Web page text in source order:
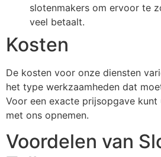
slotenmakers om ervoor te
veel betaalt.
Kosten
De kosten voor onze diensten
het type werkzaamheden dat
Voor een exacte prijsopgave
met ons opnemen.
Voordelen van